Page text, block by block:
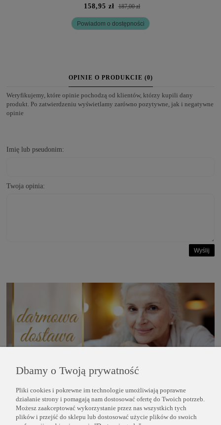
158,95 zł 187,00 zł
Powiadom o dostępności
OPINIE O PRODUKCIE (0)
Weryfikujemy, które opinie pochodzą od klientów, którzy kupili dany
produkt. Po zatwierdzeniu wyświetlamy zarówno pozytywne, jak i negatywne
opinie
Imię lub pseudonim:
Twoja opinia:
Wyślij
POMOC
INFORMACJE
Dbamy o Twoją prywatność
Pliki cookies i pokrewne im technologie umożliwiają poprawne
działanie strony i pomagają nam dostosować ofertę do Twoich potrzeb.
Możesz zaakceptować wykorzystanie przez nas wszystkich tych
plików i przejść do sklepu lub dostosować użycie plików do swoich